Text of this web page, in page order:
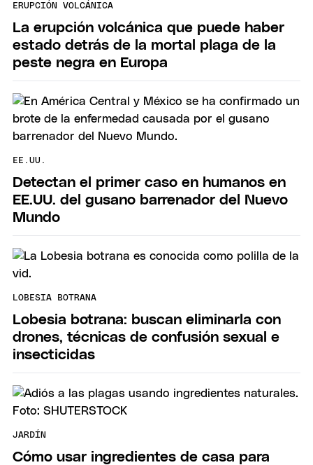
ERUPCIÓN VOLCÁNICA
La erupción volcánica que puede haber
estado detrás de la mortal plaga de la
peste negra en Europa
EE.UU.
Detectan el primer caso en humanos en
EE.UU. del gusano barrenador del Nuevo
Mundo
LOBESIA BOTRANA
Lobesia botrana: buscan eliminarla con
drones, técnicas de confusión sexual e
insecticidas
JARDÍN
Cómo usar ingredientes de casa para